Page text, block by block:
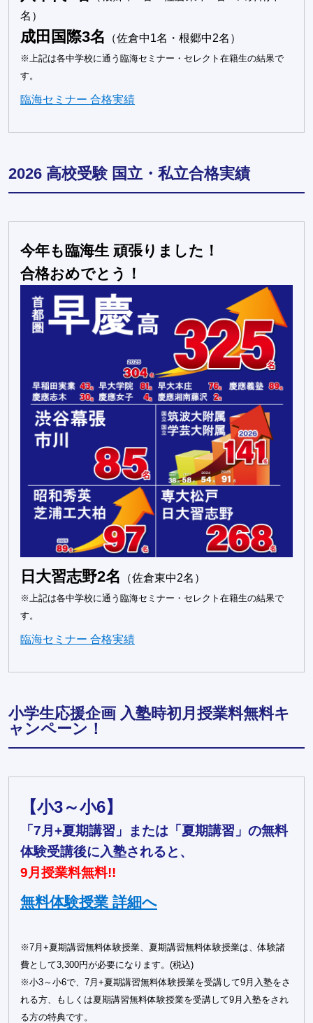
名）
成田国際3名 （佐倉中1名・根郷中2名）
※上記は各中学校に通う臨海セミナー・セレクト在籍生の結果で
す。
臨海セミナー 合格実績
2026 高校受験 国立・私立合格実績
今年も臨海生 頑張りました！
合格おめでとう！
日大習志野2名 （佐倉東中2名）
※上記は各中学校に通う臨海セミナー・セレクト在籍生の結果で
す。
臨海セミナー 合格実績
小学生応援企画 入塾時初月授業料無料キ
ャンペーン！
【小3～小6】
「7月+夏期講習」または「夏期講習」の無料
体験受講後に入塾されると、
9月授業料無料!!
無料体験授業 詳細へ
※7月+夏期講習無料体験授業、夏期講習無料体験授業は、体験諸
費として3,300円が必要になります。(税込)
※小3～小6で、7月+夏期講習無料体験授業を受講して9月入塾をさ
れる方、もしくは夏期講習無料体験授業を受講して9月入塾をされ
る方の特典です。